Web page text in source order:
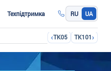
Техпідтримка RU UA
‹TK05 TK101›